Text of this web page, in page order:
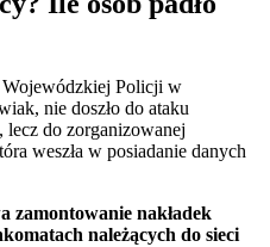
Wojewódzkiej Policji w
nie doszło do ataku
lecz do zorganizowanej
weszła w posiadanie danych
zamontowanie nakładek
należących do sieci